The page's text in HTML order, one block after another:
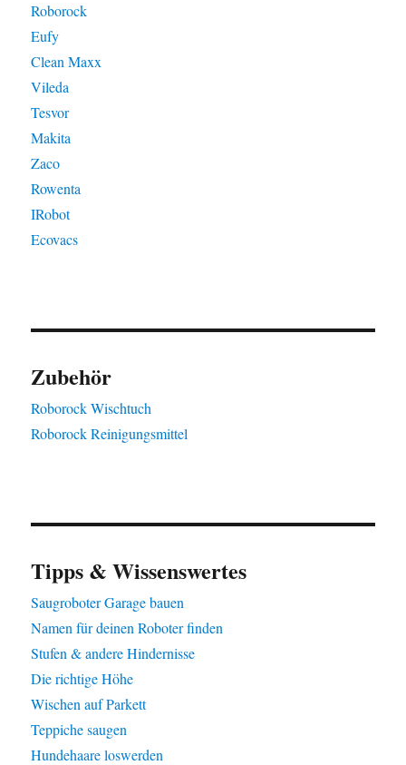
Roborock
Eufy
Clean Maxx
Vileda
Tesvor
Makita
Zaco
Rowenta
IRobot
Ecovacs
Zubehör
Roborock Wischtuch
Roborock Reinigungsmittel
Tipps & Wissenswertes
Saugroboter Garage bauen
Namen für deinen Roboter finden
Stufen & andere Hindernisse
Die richtige Höhe
Wischen auf Parkett
Teppiche saugen
Hundehaare loswerden